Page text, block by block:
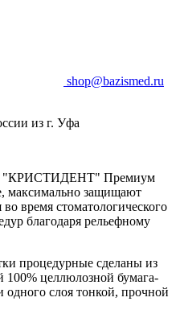
shop@bazismed.ru
из г. Уфа
"КРИСТИДЕНТ" Премиум
максимально защищают
время стоматологического
благодаря рельефному
процедурные сделаны из
100% целлюлозной бумага-
слоя тонкой, прочной